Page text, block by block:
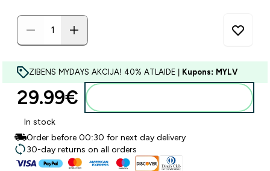
ZIBENS MYDAYS AKCIJA! 40% ATLAIDE | Kupons: MYLV
29.99€‎
In stock
Order before 00:30 for next day delivery
30-day returns on all orders